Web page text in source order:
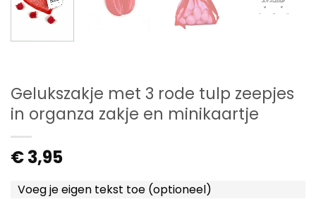
Gelukszakje met 3 rode tulp zeepjes
in organza zakje en minikaartje
€3,95
Voeg je eigen tekst toe (optioneel)